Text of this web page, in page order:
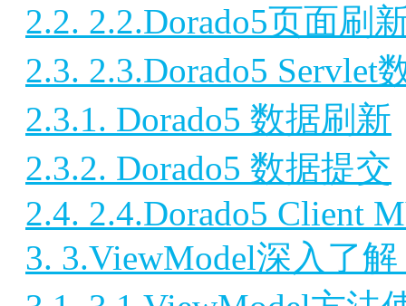
2.2. 2.2.Dorado5页面刷
2.3. 2.3.Dorado5 Servlet
2.3.1. Dorado5 数据刷新
2.3.2. Dorado5 数据提交
2.4. 2.4.Dorado5 Client
3. 3.ViewModel深入了